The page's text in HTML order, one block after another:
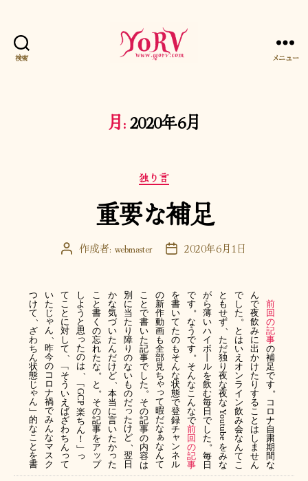
検索 メニュー
月:2020年6月
カ
テ
ゴ
リ
独り言
重要な補足
投 作成者: webmaster
投 2020年6月1日
前
回
の
記
事
の
補
足
で
す。
コ
ロ
ナ
自
粛
期
間
な
ん
で
夜
飲
み
に
出
か
け
た
り
す
る
こ
と
は
し
ま
せ
ん
で
し
た。
と
は
い
え
オ
ン
ラ
イ
ン
飲
み
会
な
ん
て
こ
と
も
せ
ず、
た
だ
独
り
夜
な
夜
な
Youtube
を
み
な
が
ら
薄
い
ハ
イ
ボ
丨
ル
を
飲
む
毎
日
で
し
た。
毎
日
で
す。
な
う
で
す。
そ
ん
な
こ
ん
な
で
前
回
の
記
事
を
書
い
て
た
の
も
そ
ん
な
状
態
で
登
録
チ
ャ
ン
ネ
ル
の
新
作
動
画
も
全
部
見
ち
ゃ
っ
て
暇
だ
な
ぁ
な
ん
て
こ
と
で
書
い
た
記
事
で
し
た。
そ
の
記
事
の
内
容
は
別
に
当
た
り
障
り
の
な
い
も
の
だ
っ
た
け
ど、
翌
日
か
な
気
づ
い
た
ん
だ
け
ど、
本
当
に
言
い
た
か
っ
た
こ
と
書
く
の
忘
れ
た
な。
と。
そ
の
記
事
を
ア
ッ
プ
し
よ
う
と
思
っ
た
の
は、
﹁
GCP
楽
ち
ん
！
﹂
っ
て
こ
と
に
対
し
て、
﹁
そ
う
い
え
ば
ざ
わ
ち
ん
っ
て
い
た
じ
ゃ
ん、
昨
今
の
コ
ロ
ナ
禍
で
み
ん
な
マ
ス
ク
つ
け
て、
ざ
わ
ち
ん
状
態
じ
ゃ
ん
﹂
的
な
こ
と
を
書